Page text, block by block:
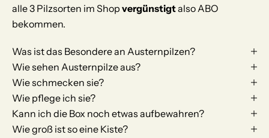
alle 3 Pilzsorten im Shop vergünstigtalsoABO
bekommen.
Was ist das Besondere an Austernpilzen?
Wie sehen Austernpilze aus?
Wie schmecken sie?
Wie pflege ich sie?
Kann ich die Box noch etwas aufbewahren?
Wie groß ist so eine Kiste?